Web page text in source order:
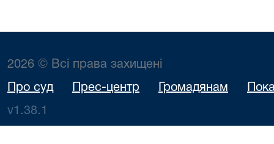
2026 © Всі права захищені
Про суд Прес-центр Громадянам
v1.38.1